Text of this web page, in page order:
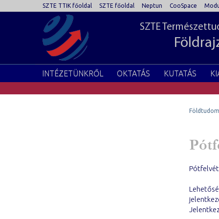
SZTE TTIK főoldal SZTE főoldal Neptun CooSpace
SZTE
INTÉZETÜNKRŐL OKTATÁS KUTATÁS